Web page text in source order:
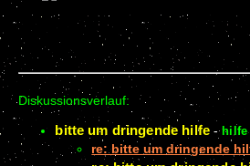
Diskussionsverlauf:
bitte um dringende hilfe-hilfe
re: bitte um dringende